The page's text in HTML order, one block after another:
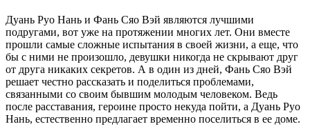
Дуань Руо Нань и Фань Сяо Вэй являются лучшими
подругами, вот уже на протяжении многих лет. Они вместе
прошли самые сложные испытания в своей жизни, а еще, что
бы с ними не произошло, девушки никогда не скрывают друг
от друга никаких секретов. А в один из дней, Фань Сяо Вэй
решает честно рассказать и поделиться проблемами,
связанными со своим бывшим молодым человеком. Ведь
после расставания, героине просто некуда пойти, а Дуань Руо
Нань, естественно предлагает временно поселиться в ее доме.